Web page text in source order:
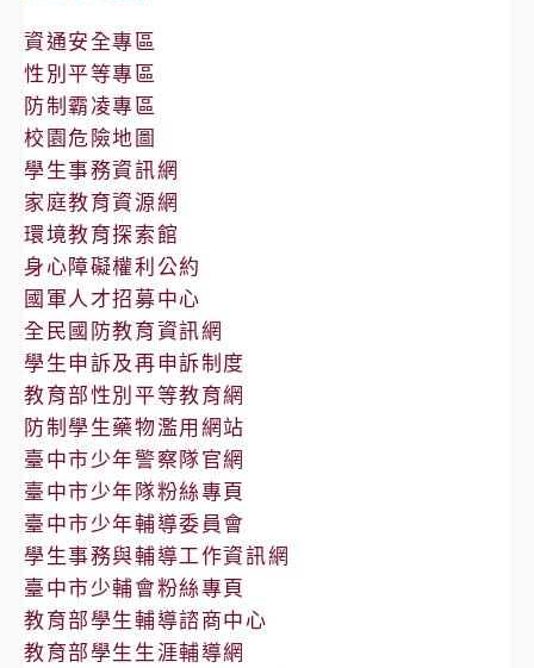
告
資通安全專區
性別平等專區
防制霸凌專區
校園危險地圖
學生事務資訊網
家庭教育資源網
環境教育探索館
身心障礙權利公約
國軍人才招募中心
全民國防教育資訊網
學生申訴及再申訴制度
教育部性別平等教育網
防制學生藥物濫用網站
臺中市少年警察隊官網
臺中市少年隊粉絲專頁
臺中市少年輔導委員會
學生事務與輔導工作資訊網
臺中市少輔會粉絲專頁
教育部學生輔導諮商中心
教育部學生生涯輔導網